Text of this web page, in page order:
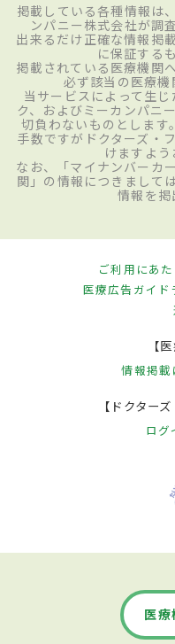
掲載している各種情報は
ンパニー株式会社が調
出来るだけ正確な情報掲
に保証する
掲載されている医療機関
必ず該当の医療機
当サービスによって生
ク、およびミーカンパニ
切負わないものとします
手数ですがドクターズ・
けますよう
なお、「マイナンバーカ
関」の情報につきまして
情報を掲
ご利用にあ
医療広告ガイド
【
情報掲載
【ドクター
ログ
医療